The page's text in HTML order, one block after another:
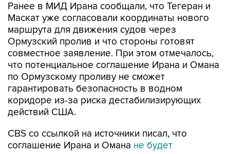
Ранее в МИД Ирана сообщали, что Тегеран и
Маскат уже согласовали координаты нового
маршрута для движения судов через
Ормузский пролив и что стороны готовят
совместное заявление. При этом отмечалось,
что потенциальное соглашение Ирана и Омана
по Ормузскому проливу не сможет
гарантировать безопасность в водном
коридоре из-за риска дестабилизирующих
действий США.
CBS со ссылкой на источники писал, что
соглашение Ирана и Омана не будет